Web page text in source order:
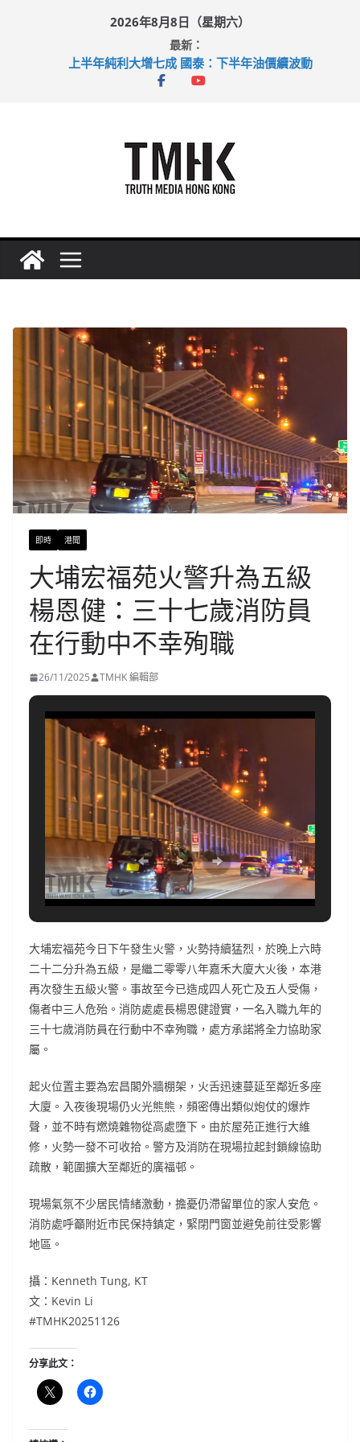
2026年8月8日（星期六）
最新：
上半年純利大增七成 國泰：下半年油價續波動
拜仁熱身賽挫維拉 啟德主場館奪錦標
即時 港聞
大埔宏福苑火警升為五級
楊恩健：三十七歲消防員
在行動中不幸殉職
26/11/2025 TMHK 編輯部
大埔宏福苑今日下午發生火警，火勢持續猛烈，於晚上六時
二十二分升為五級，是繼二零零八年嘉禾大廈大火後，本港
再次發生五級火警。事故至今已造成四人死亡及五人受傷，
傷者中三人危殆。消防處處長楊恩健證實，一名入職九年的
三十七歲消防員在行動中不幸殉職，處方承諾將全力協助家
屬。
起火位置主要為宏昌閣外牆棚架，火舌迅速蔓延至鄰近多座
大廈。入夜後現場仍火光熊熊，頻密傳出類似炮仗的爆炸
聲，並不時有燃燒雜物從高處墮下。由於屋苑正進行大維
修，火勢一發不可收拾。警方及消防在現場拉起封鎖線協助
疏散，範圍擴大至鄰近的廣福邨。
現場氣氛不少居民情緒激動，擔憂仍滯留單位的家人安危。
消防處呼籲附近市民保持鎮定，緊閉門窗並避免前往受影響
地區。
攝：Kenneth Tung, KT
文：Kevin Li
#TMHK20251126
分享此文：